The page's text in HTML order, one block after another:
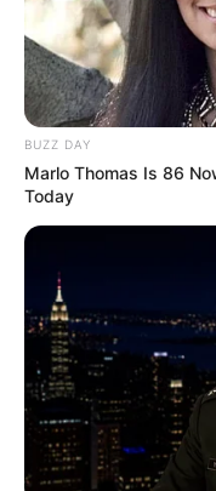
10 Desain
Tidur, Serasa
Kamar Raja
Tampil Lebih
Hasil Renovasi
90 Tahun
BUZZ DAY
Marlo Thomas Is 86
Today